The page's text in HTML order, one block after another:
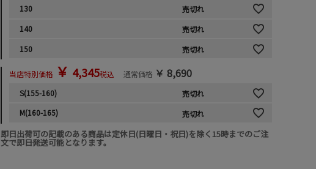
130
売切れ
140
売切れ
150
売切れ
当店特別価格 ￥ 4,345税込 通常価格 ￥ 8,690
S(155-160)
売切れ
M(160-165)
売切れ
即日出荷可の記載のある商品は定休日(日曜日・祝日)を除く15時までのご注
文で即日発送可能となります。